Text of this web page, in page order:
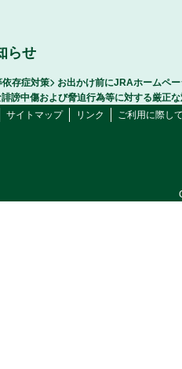
らせ
存症対策
お出かけ前にJRAホームペ
謗中傷および脅迫行為等に対する厳正
サイトマップ リンク ご利用に際し